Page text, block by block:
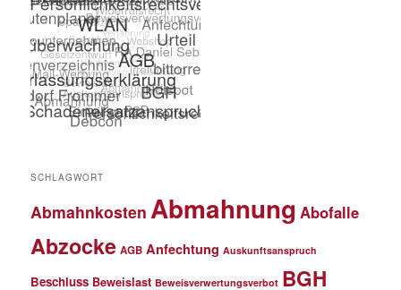
SCHLAGWORT
Abmahnkosten Abmahnung Abofalle
Abzocke AGB Anfechtung Auskunftsanspruch
Beschluss Beweislast Beweisverwertungsverbot BGH